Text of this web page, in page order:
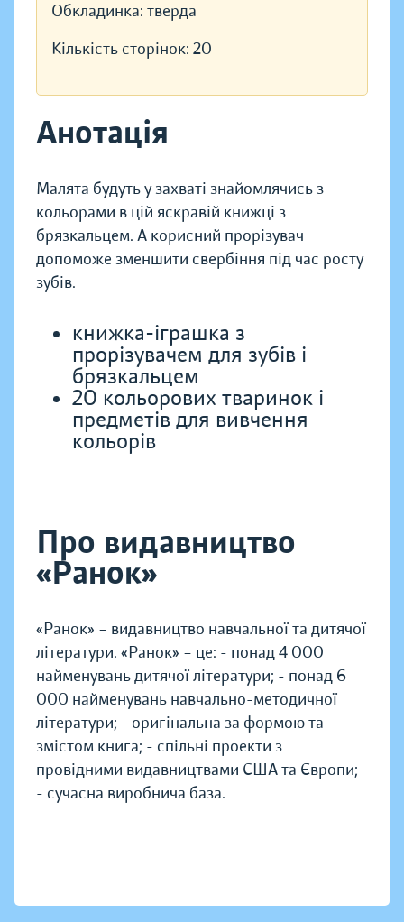
Обкладинка: тверда
Кількість сторінок: 20
Анотація
Малята будуть у захваті знайомлячись з
кольорами в цій яскравій книжці з
брязкальцем. А корисний прорізувач
допоможе зменшити свербіння під час росту
зубів.
книжка-іграшка з
прорізувачем для зубів і
брязкальцем
20 кольорових тваринок і
предметів для вивчення
кольорів
Про видавництво
«Ранок»
«Ранок» – видавництво навчальної та дитячої
літератури. «Ранок» – це: - понад 4 000
найменувань дитячої літератури; - понад 6
000 найменувань навчально-методичної
літератури; - оригінальна за формою та
змістом книга; - спільні проекти з
провідними видавництвами США та Європи;
- сучасна виробнича база.